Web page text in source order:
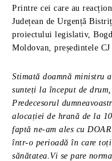
Printre cei care au
Județean de Urgență
proiectului legislativ,
Moldovan, președintele CJ
Stimată doamnă ministru
sunteți la început de
Predecesorul
alocației de hrană de la
faptă ne-am ales cu
într-o perioadă în care toți
sănătatea.Vi se pare